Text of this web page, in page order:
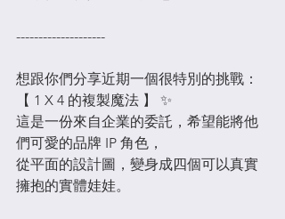
--------------------
想跟你們分享近期一個很特別的挑戰：
【 1 X 4 的複製魔法 】 ✨
這是一份來自企業的委託，希望能將他
們可愛的品牌 IP 角色，
從平面的設計圖，變身成四個可以真實
擁抱的實體娃娃。